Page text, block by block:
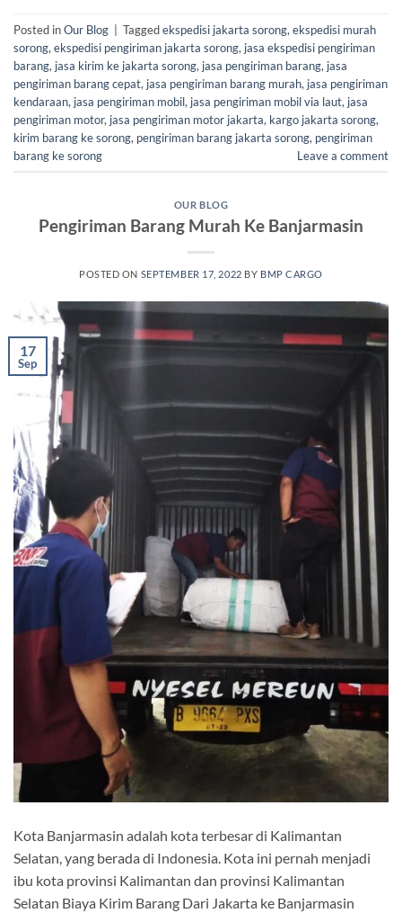
Posted inOur Blog Taggedekspedisi jakarta sorong, ekspedisi murah
sorong, ekspedisi pengiriman jakarta sorong, jasa ekspedisi pengiriman
barang, jasa kirim ke jakarta sorong, jasa pengiriman barang, jasa
pengiriman barang cepat, jasa pengiriman barang murah, jasa pengiriman
kendaraan, jasa pengiriman mobil, jasa pengiriman mobil via laut, jasa
pengiriman motor, jasa pengiriman motor jakarta, kargo jakarta sorong,
kirim barang ke sorong, pengiriman barang jakarta sorong, pengiriman
barang ke sorong
Leave a comment
OUR BLOG
Pengiriman Barang Murah Ke Banjarmasin
POSTED ON SEPTEMBER 17, 2022 BY BMP CARGO
17
Sep
Kota Banjarmasin adalah kota terbesar di Kalimantan
Selatan, yang berada di Indonesia. Kota ini pernah menjadi
ibu kota provinsi Kalimantan dan provinsi Kalimantan
Selatan Biaya Kirim Barang Dari Jakarta ke Banjarmasin